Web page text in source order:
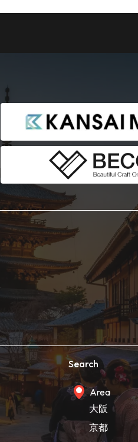
Search
Area
大阪
京都